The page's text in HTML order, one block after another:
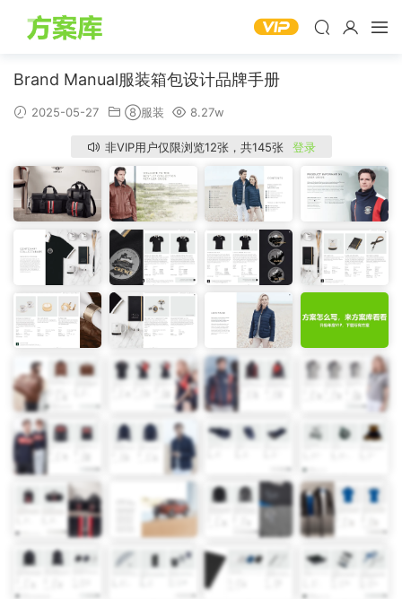
Brand Manual服装箱包设计品牌手册
2025-05-27 ⑧服装 8.27w
非VIP用户仅限浏览12张，共145张 登录